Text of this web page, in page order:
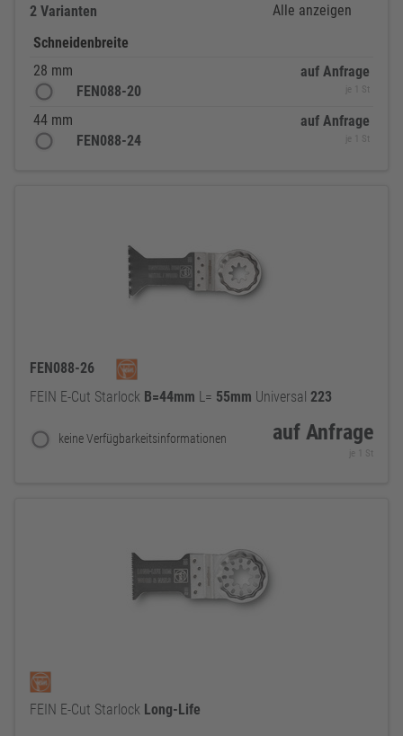
2 Varianten
Alle anzeigen
Schneidenbreite
28 mm
FEN088-20
auf Anfrage
je 1 St
44 mm
FEN088-24
auf Anfrage
je 1 St
FEN088-26
FEIN E-Cut Starlock B=44mm L= 55mm Universal 223
keine Verfügbarkeitsinformationen auf Anfrage
je 1 St
FEIN E-Cut Starlock Long-Life